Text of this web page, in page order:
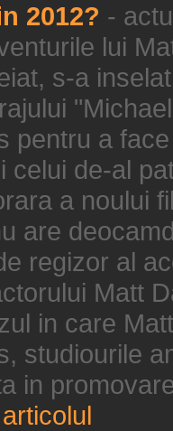
2012? -
lui
s-a
pentru a
celui de-al
a noului
are
regizor al
Matt
in care
studiourile
in